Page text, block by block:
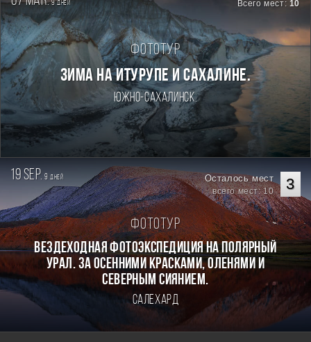
9дней Всего мест: 10
Фототур
Зима на Итурупе и Сахалине.
Южно-Сахалинск.
19 sep. 9дней 3
Осталось мест
всего мест: 10
Фототур
Вездеходная фотоэкспедиция на Полярный
Урал. За осенними красками, оленями и
северным сиянием.
Салехард